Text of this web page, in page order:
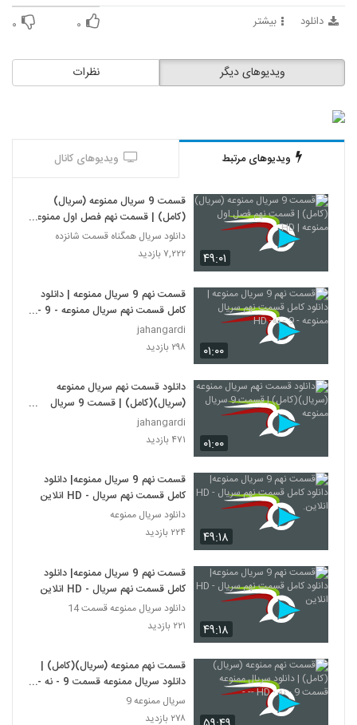
دانلود بیشتر ۰ ۰
نظرات ویدیوهای دیگر
ویدیوهای مرتبط ویدیوهای کانال
۴۹:۰۱
قسمت 9 سریال ممنوعه (سریال)
(کامل) | قسمت نهم فصل اول ممنوعه
| HD
دانلود سریال همگناه قسمت شانزده
۷,۲۲۲ بازدید
۰۱:۰۰
قسمت نهم 9 سریال ممنوعه | دانلود
کامل قسمت نهم سریال ممنوعه - 9 -
نه- HD
jahangardi
۲۹۸ بازدید
۰۱:۰۰
دانلود قسمت نهم سریال ممنوعه
(سریال)(کامل) | قسمت 9 سریال
ممنوعه
jahangardi
۴۷۱ بازدید
۴۹:۱۸
قسمت نهم 9 سریال ممنوعه| دانلود
کامل قسمت نهم سریال - HD انلاین.
دانلود سریال ممنوعه
۲۲۴ بازدید
۴۹:۱۸
قسمت نهم 9 سریال ممنوعه| دانلود
کامل قسمت نهم سریال - HD انلاین
دانلود سریال ممنوعه قسمت 14
۲۲۱ بازدید
قسمت نهم ممنوعه (سریال)(کامل) |
دانلود سریال ممنوعه قسمت 9 - نه -
HD -- -
سریال ممنوعه 9
۲۷۸ بازدید